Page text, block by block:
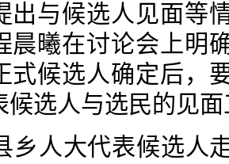
出与候选人见面等
晨曦在讨论会上明
式候选人确定后，
候选人与选民的见
乡人大代表候选人